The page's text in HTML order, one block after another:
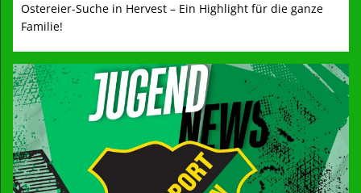
Ostereier-Suche in Hervest – Ein Highlight für die ganze
Familie!